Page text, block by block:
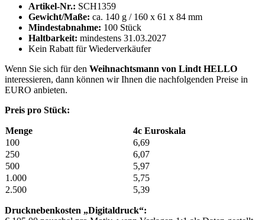
Artikel-Nr.: SCH1359
Gewicht/Maße: ca. 140 g / 160 x 61 x 84 mm
Mindestabnahme: 100 Stück
Haltbarkeit: mindestens 31.03.2027
Kein Rabatt für Wiederverkäufer
Wenn Sie sich für den Weihnachtsmann von Lindt HELLO
interessieren, dann können wir Ihnen die nachfolgenden Preise in
EURO anbieten.
Preis pro Stück:
Menge
4c Euroskala
100
6,69
250
6,07
500
5,97
1.000
5,75
2.500
5,39
Drucknebenkosten „Digitaldruck“: